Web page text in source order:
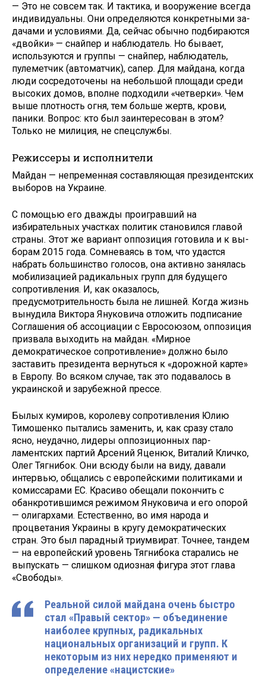
— Это не совсем так. И тактика, и вооружение всегда
индивидуальны. Они определяются конкретными за­
дачами и условиями. Да, сейчас обыч­но подбираются
«двойки» — снайпер и наблюдатель. Но бывает,
используют­ся и группы — снайпер, наблюдатель,
пулеметчик (автоматчик), сапер. Для майдана, когда
люди сосредоточены на небольшой площади среди
высоких домов, вполне подходили «четверки». Чем
выше плотность огня, тем больше жертв, крови,
паники. Вопрос: кто был заинтересован в этом?
Только не ми­лиция, не спецслужбы.
Режиссеры и исполнители
Майдан — непременная составляющая президентских
выборов на Украине.
С помощью его дважды проигравший на
избирательных участках политик становился главой
страны. Этот же вариант оппозиция готовила и к вы­
борам 2015 года. Сомневаясь в том, что удастся
набрать большинство го­лосов, она активно занялась
мобили­зацией радикальных групп для буду­щего
сопротивления. И, как оказалось,
предусмотрительность была не лиш­ней. Когда жизнь
вынудила Виктора Януковича отложить подписание
Со­глашения об ассоциации с Евросою­зом, оппозиция
призвала выходить на майдан. «Мирное
демократическое со­противление» должно было
заставить президента вернуться к «дорожной карте»
в Европу. Во всяком случае, так это подавалось в
украинской и зару­бежной прессе.
Былых кумиров, королеву сопро­тивления Юлию
Тимошенко пытались заменить, и, как сразу стало
ясно, не­удачно, лидеры оппозиционных пар­
ламентских партий Арсений Яценюк, Виталий Кличко,
Олег Тягнибок. Они всюду были на виду, давали
интервью, общались с европейскими политиками и
комиссарами ЕС. Красиво обещали покончить с
обанкротившимся режи­мом Януковича и его опорой
— оли­гархами. Естественно, во имя народа и
процветания Украины в кругу демо­кратических
стран. Это был парадный триумвират. Точнее, тандем
— на евро­пейский уровень Тягнибока старались не
выпускать — слишком одиозная фи­гура этот глава
«Свободы».
Реальной силой майдана очень бы­стро
стал «Правый сектор» — объеди­нение
наиболее крупных, радикальных
национальных организаций и групп. К
некоторым из них нередко применяют и
определение «нацистские»